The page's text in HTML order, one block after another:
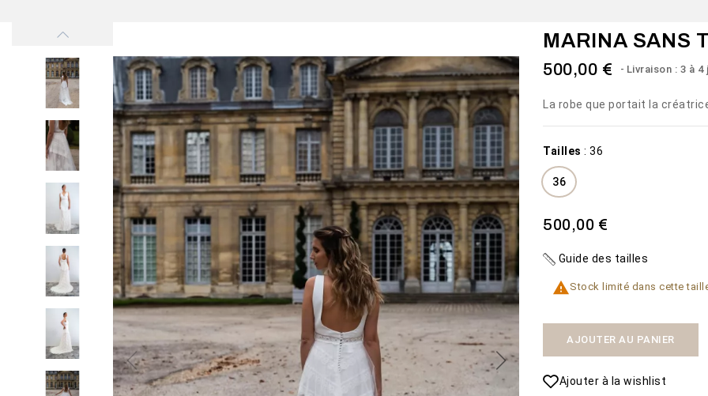
VOIR LE
PRODUIT
Disponibilité:50 En
VOIR LE
PRODUIT
Disponibilité:2 En stock
Misteriosa
MARINA SANS
500,00 € Livraison : 3 à 4
La robe que portait la
Tailles : 36
36
500,00 €
Guide des tailles
 Stock limité dans cette
AJOUTER AU PANIER
Ajouter à la wishlist